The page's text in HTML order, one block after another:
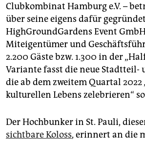
Clubkombinat Hamburg e.V. –
über seine eigens dafür
HighGroundGardens Event
Miteigentümer und
2.200 Gäste bzw. 1.300 in der
Variante fasst die neue Stadtteil-
die ab dem zweitem Quartal 2022
kulturellen Lebens zelebrieren“
Der Hochbunker in St. Pauli,
sichtbare Koloss, erinnert an die